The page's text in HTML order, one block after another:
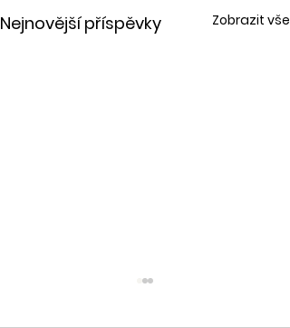
Nejnovější příspěvky Zobrazit vše